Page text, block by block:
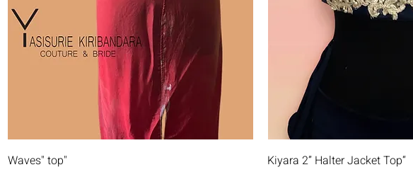
العرض السريع
“Kiyara 2” Halter Jacket Top
"Waves" top